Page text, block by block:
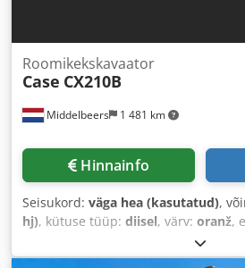
Middelbeers 1 481 km
Roomikekskavaator
Case CX210B
Hinnainfo
Seisukord: väga hea (kasutatud),
hj), kütuse tüüp: diisel, värv: oranž,
,
15 109 h,